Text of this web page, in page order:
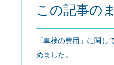
この記事の
「車検の費用」に関し
めました。